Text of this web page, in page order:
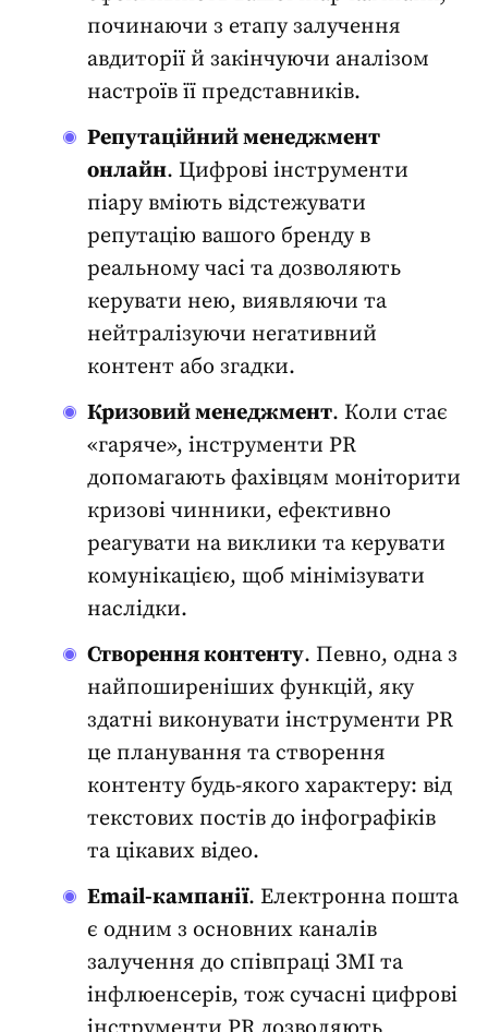
починаючи з етапу залучення
авдиторії й закінчуючи аналізом
настроїв її представників.
Репутаційний менеджмент
онлайн. Цифрові інструменти
піару вміють відстежувати
репутацію вашого бренду в
реальному часі та дозволяють
керувати нею, виявляючи та
нейтралізуючи негативний
контент або згадки.
Кризовий менеджмент. Коли стає
«гаряче», інструменти PR
допомагають фахівцям моніторити
кризові чинники, ефективно
реагувати на виклики та керувати
комунікацією, щоб мінімізувати
наслідки.
Створення контенту. Певно, одна з
найпоширеніших функцій, яку
здатні виконувати інструменти PR
це планування та створення
контенту будь-якого характеру: від
текстових постів до інфографіків
та цікавих відео.
Email-кампанії. Електронна пошта
є одним з основних каналів
залучення до співпраці ЗМІ та
інфлюенсерів, тож сучасні цифрові